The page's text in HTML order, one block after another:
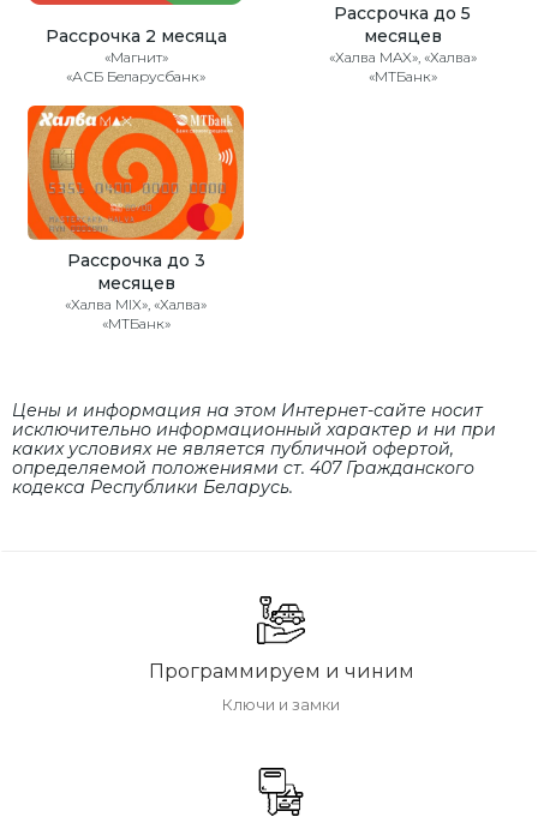
Рассрочка 2 месяца
«Магнит»
«АСБ Беларусбанк»
Рассрочка до 5
месяцев
«Халва MAX», «Халва»
«МТБанк»
Рассрочка до 3
месяцев
«Халва MIX», «Халва»
«МТБанк»
Цены и информация на этом Интернет-сайте носит
исключительно информационный характер и ни при
каких условиях не является публичной офертой,
определяемой положениями cт. 407 Гражданского
кодекса Республики Беларусь.
Программируем и чиним
Ключи и замки